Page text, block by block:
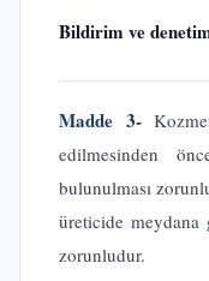
Bildirim ve
Madde 3-
edilmesinden
bulunulması
üreticide
zorunludur.